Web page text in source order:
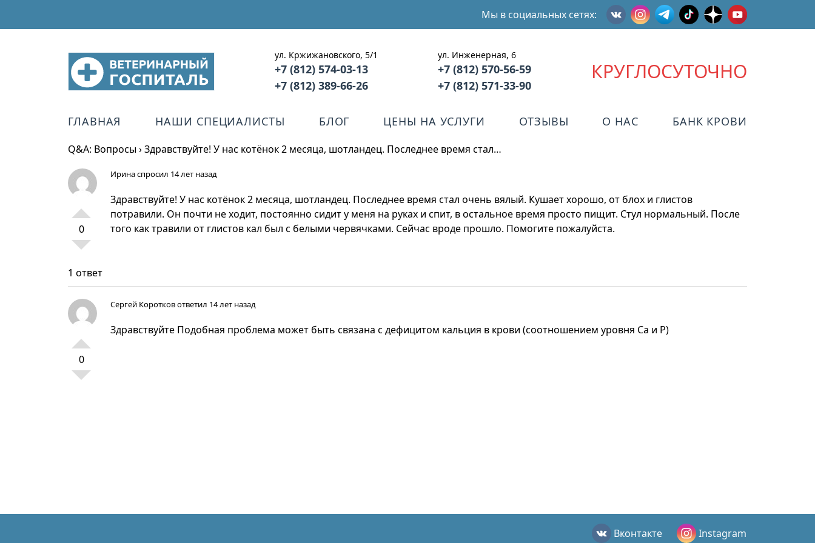
Мы в социальных сетях:
ул. Кржижановского, 5/1
+7 (812) 574-03-13
+7 (812) 389-66-26
ул. Инженерная, 6
+7 (812) 570-56-59
+7 (812) 571-33-90
КРУГЛОСУТОЧНО
ГЛАВНАЯ НАШИ СПЕЦИАЛИСТЫ БЛОГ ЦЕНЫ НА УСЛУГИ ОТЗЫВЫ О НАС БАНК КРОВИ
Q&A: Вопросы›Здравствуйте! У нас котёнок 2 месяца, шотландец. Последнее время стал…
0
Иринаспросил 14 лет назад
Здравствуйте! У нас котёнок 2 месяца, шотландец. Последнее время стал очень вялый. Кушает хорошо, от блох и глистов
потравили. Он почти не ходит, постоянно сидит у меня на руках и спит, в остальное время просто пищит. Стул нормальный. После
того как травили от глистов кал был с белыми червячками. Сейчас вроде прошло. Помогите пожалуйста.
1 ответ
0
Сергей Коротковответил 14 лет назад
Здравствуйте Подобная проблема может быть связана с дефицитом кальция в крови (соотношением уровня Са и Р)
Вконтакте Instagram